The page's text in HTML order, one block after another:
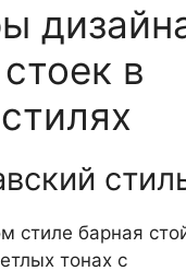
в
стиле барная
тонах с